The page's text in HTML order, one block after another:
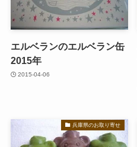
エルベランのエルベラン缶
2015年
2015-04-06
兵庫県のお取り寄せ